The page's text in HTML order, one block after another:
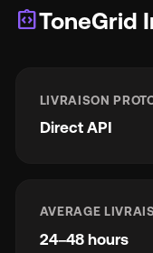
integration_instructionsToneGrid
LIVRAISON
Direct API
AVERAGE
24–48 hours